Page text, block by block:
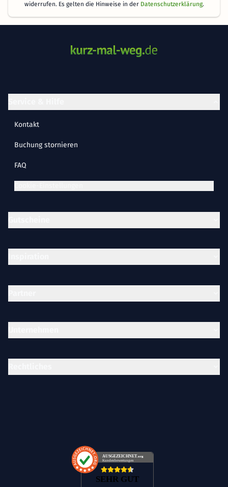
widerrufen. Es gelten die Hinweise in der Datenschutzerklärung.
AUSGEZEICHNET.org
Kundenbewertungen
SEHR GUT
Kontakt
Buchung stornieren
FAQ